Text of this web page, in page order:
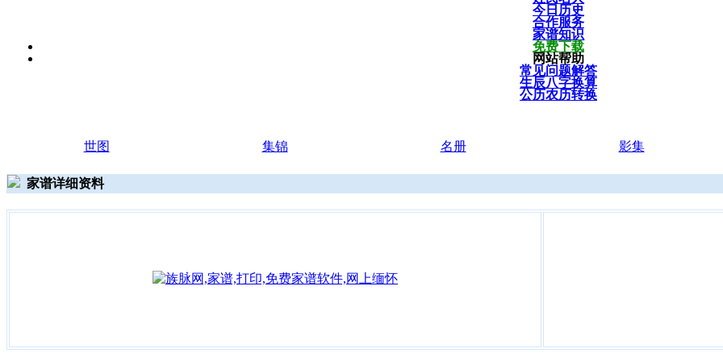
今日历史
合作服务
家谱知识
免费下载
网站帮助
常见问题解答
生辰八字换算
公历农历转换
世图 集锦 名册 影集
家谱详细资料